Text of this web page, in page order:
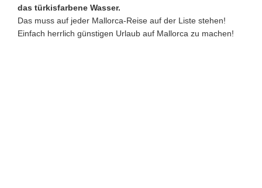
das türkisfarbene Wasser.
Das muss auf jeder Mallorca-Reise auf der Liste stehen!
Einfach herrlich günstigen Urlaub auf Mallorca zu machen!